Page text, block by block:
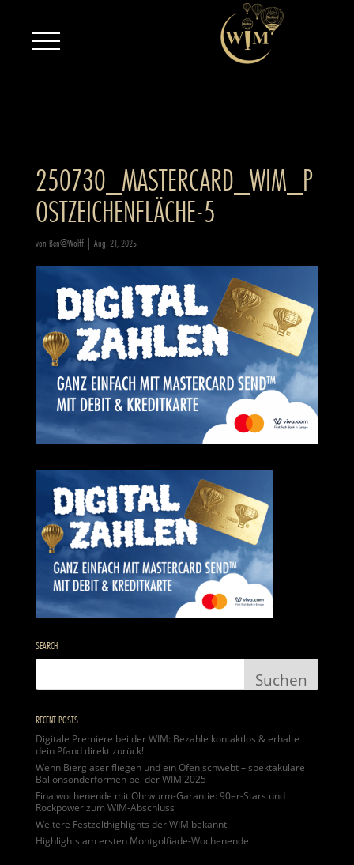
250730_MASTERCARD_WIM_P
OSTZEICHENFLÄCHE-5
von Ben@Wolff| Aug. 21, 2025
SEARCH
RECENT POSTS
Digitale Premiere bei der WIM: Bezahle kontaktlos & erhalte
dein Pfand direkt zurück!
Wenn Biergläser fliegen und ein Ofen schwebt – spektakuläre
Ballonsonderformen bei der WIM 2025
Finalwochenende mit Ohrwurm-Garantie: 90er-Stars und
Rockpower zum WIM-Abschluss
Weitere Festzelthighlights der WIM bekannt
Highlights am ersten Montgolfiade-Wochenende